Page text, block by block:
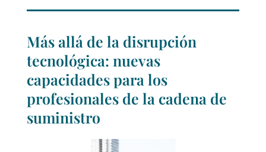
Más allá de la disrupción
tecnológica: nuevas
capacidades para los
profesionales de la cadena de
suministro